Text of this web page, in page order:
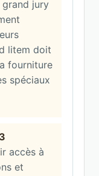
grand jury
litem doit
fourniture
spéciaux
accès à
et